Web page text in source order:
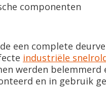
componenten
een complete
industriële
werden
en in gebruik